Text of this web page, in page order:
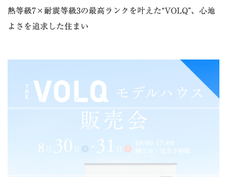
熱等級7×耐震等級3の最高ランクを叶えた“VOLQ”、心地
よさを追求した住まい